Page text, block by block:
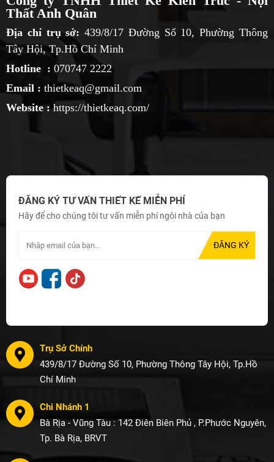
Thất Anh Quân
Địa chỉ trụ sở: 439/8/17 Đường Số 10, Phường Thông
Tây Hội, Tp.Hồ Chí Minh
Hotline : 070747 2222
Email : thietkeaq@gmail.com
Website : https://thietkeaq.com/
ĐĂNG KÝ TƯ VẤN THIẾT KẾ MIỄN PHÍ
Hãy để cho chúng tôi tư vấn miễn phí ngôi nhà của bạn
Trụ Sở Chính
439/8/17 Đường Số 10, Phường Thông Tây Hội, Tp.Hồ
Chí Minh
Chi Nhánh 1
Bà Rịa - Vũng Tàu : 142 Điên Biên Phủ , P.Phước Nguyên,
Tp. Bà Rịa, BRVT